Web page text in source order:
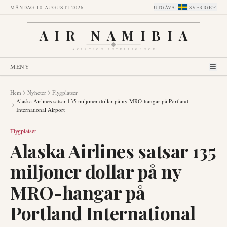
MÅNDAG 10 AUGUSTI 2026 UTGÅVA: SVERIGE
AIR NAMIBIA
AVIATION INTELLIGENCE
MENY
Hem Nyheter
Flygplatser
Alaska Airlines satsar 135 miljoner dollar på ny MRO-hangar på Portland
International Airport
Flygplatser
Alaska Airlines satsar 135
miljoner dollar på ny
MRO-hangar på
Portland International